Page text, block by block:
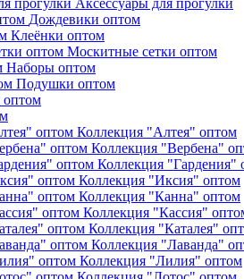
Аксессуары для прогулки
Дождевики оптом
Клеёнки оптом
Москитные сетки оптом
Наборы оптом
Подушки оптом
оптом
Коллекция "Алтея" оптом
Коллекция "Вербена"
Коллекция "Гардения"
Коллекция "Иксия" оптом
Коллекция "Канна" оптом
Коллекция "Кассия"
Коллекция "Каталея"
Коллекция "Лаванда"
Коллекция "Лилия" оптом